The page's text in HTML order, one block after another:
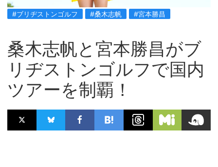
#ブリヂストンゴルフ #桑木志帆 #宮本勝昌
桑木志帆と宮本勝昌がブ
リヂストンゴルフで国内
ツアーを制覇！